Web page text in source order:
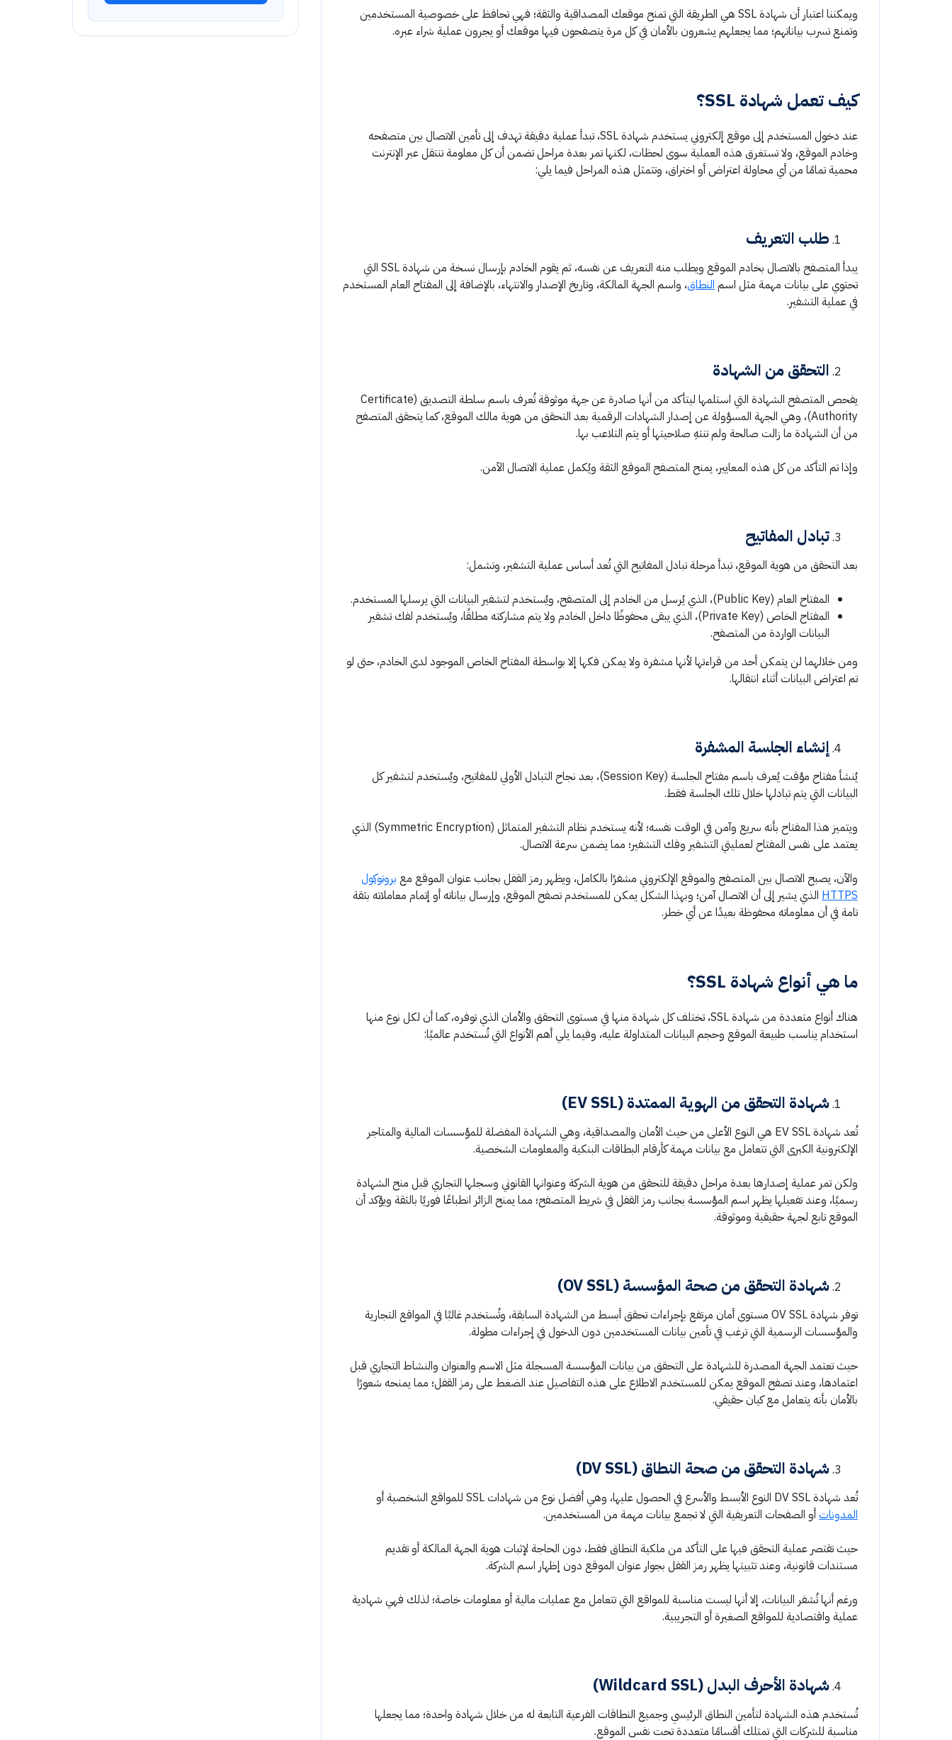
ويمكننا اعتبار أن شهادة SSL هي الطريقة التي تمنح موقعك المصداقية والثقة؛ فهي تحافظ على خصوصية المستخدمين
وتمنع تسرب بياناتهم؛ مما يجعلهم يشعرون بالأمان في كل مرة يتصفحون فيها موقعك أو يجرون عملية شراء عبره.
كيف تعمل شهادة SSL؟
عند دخول المستخدم إلى موقع إلكتروني يستخدم شهادة SSL، تبدأ عملية دقيقة تهدف إلى تأمين الاتصال بين متصفحه
وخادم الموقع، ولا تستغرق هذه العملية سوى لحظات، لكنها تمر بعدة مراحل تضمن أن كل معلومة تنتقل عبر الإنترنت
محمية تمامًا من أي محاولة اعتراض أو اختراق، وتتمثل هذه المراحل فيما يلي:
طلب التعريف
يبدأ المتصفح بالاتصال بخادم الموقع ويطلب منه التعريف عن نفسه، ثم يقوم الخادم بإرسال نسخة من شهادة SSL التي
تحتوي على بيانات مهمة مثل اسمالنطاق، واسم الجهة المالكة، وتاريخ الإصدار والانتهاء، بالإضافة إلى المفتاح العام المستخدم
في عملية التشفير.
التحقق من الشهادة
يفحص المتصفح الشهادة التي استلمها ليتأكد من أنها صادرة عن جهة موثوقة تُعرف باسم سلطة التصديق (Certificate
Authority)، وهي الجهة المسؤولة عن إصدار الشهادات الرقمية بعد التحقق من هوية مالك الموقع، كما يتحقق المتصفح
من أن الشهادة ما زالت صالحة ولم تنتهِ صلاحيتها أو يتم التلاعب بها.
وإذا تم التأكد من كل هذه المعايير، يمنح المتصفح الموقع الثقة ويُكمل عملية الاتصال الآمن.
تبادل المفاتيح
بعد التحقق من هوية الموقع، تبدأ مرحلة تبادل المفاتيح التي تُعد أساس عملية التشفير، وتشمل:
المفتاح العام (Public Key)، الذي يُرسل من الخادم إلى المتصفح، ويُستخدم لتشفير البيانات التي يرسلها المستخدم.
المفتاح الخاص (Private Key)، الذي يبقى محفوظًا داخل الخادم ولا يتم مشاركته مطلقًا، ويُستخدم لفك تشفير
البيانات الواردة من المتصفح.
ومن خلالهما لن يتمكن أحد من قراءتها لأنها مشفرة ولا يمكن فكها إلا بواسطة المفتاح الخاص الموجود لدى الخادم، حتى لو
تم اعتراض البيانات أثناء انتقالها.
إنشاء الجلسة المشفرة
يُنشأ مفتاح مؤقت يُعرف باسم مفتاح الجلسة (Session Key)، بعد نجاح التبادل الأولي للمفاتيح، ويُستخدم لتشفير كل
البيانات التي يتم تبادلها خلال تلك الجلسة فقط.
ويتميز هذا المفتاح بأنه سريع وآمن في الوقت نفسه؛ لأنه يستخدم نظام التشفير المتماثل (Symmetric Encryption) الذي
يعتمد على نفس المفتاح لعمليتي التشفير وفك التشفير؛ مما يضمن سرعة الاتصال.
والآن، يصبح الاتصال بين المتصفح والموقع الإلكتروني مشفرًا بالكامل، ويظهر رمز القفل بجانب عنوان الموقع مع بروتوكول
HTTPS الذي يشير إلى أن الاتصال آمن؛ وبهذا الشكل يمكن للمستخدم تصفح الموقع، وإرسال بياناته أو إتمام معاملاته بثقة
تامة في أن معلوماته محفوظة بعيدًا عن أي خطر.
ما هي أنواع شهادة SSL؟
هناك أنواع متعددة من شهادة SSL، تختلف كل شهادة منها في مستوى التحقق والأمان الذي توفره، كما أن لكل نوع منها
استخدام يناسب طبيعة الموقع وحجم البيانات المتداولة عليه، وفيما يلي أهم الأنواع التي تُستخدم عالميًا:
شهادة التحقق من الهوية الممتدة (EV SSL)
تُعد شهادة EV SSL هي النوع الأعلى من حيث الأمان والمصداقية، وهي الشهادة المفضلة للمؤسسات المالية والمتاجر
الإلكترونية الكبرى التي تتعامل مع بيانات مهمة كأرقام البطاقات البنكية والمعلومات الشخصية.
ولكن تمر عملية إصدارها بعدة مراحل دقيقة للتحقق من هوية الشركة وعنوانها القانوني وسجلها التجاري قبل منح الشهادة
رسميًا، وعند تفعيلها يظهر اسم المؤسسة بجانب رمز القفل في شريط المتصفح؛ مما يمنح الزائر انطباعًا فوريًا بالثقة ويؤكد أن
الموقع تابع لجهة حقيقية وموثوقة.
شهادة التحقق من صحة المؤسسة (OV SSL)
توفر شهادة OV SSL مستوى أمان مرتفع بإجراءات تحقق أبسط من الشهادة السابقة، وتُستخدم غالبًا في المواقع التجارية
والمؤسسات الرسمية التي ترغب في تأمين بيانات المستخدمين دون الدخول في إجراءات مطولة.
حيث تعتمد الجهة المصدرة للشهادة على التحقق من بيانات المؤسسة المسجلة مثل الاسم والعنوان والنشاط التجاري قبل
اعتمادها، وعند تصفح الموقع يمكن للمستخدم الاطلاع على هذه التفاصيل عند الضغط على رمز القفل؛ مما يمنحه شعورًا
بالأمان بأنه يتعامل مع كيان حقيقي.
شهادة التحقق من صحة النطاق (DV SSL)
تُعد شهادة DV SSL النوع الأبسط والأسرع في الحصول عليها، وهي أفضل نوع من شهادات SSL للمواقع الشخصية أو
المدوناتأو الصفحات التعريفية التي لا تجمع بيانات مهمة من المستخدمين.
حيث تقتصر عملية التحقق فيها على التأكد من ملكية النطاق فقط، دون الحاجة لإثبات هوية الجهة المالكة أو تقديم
مستندات قانونية، وعند تثبيتها يظهر رمز القفل بجوار عنوان الموقع دون إظهار اسم الشركة.
ورغم أنها تُشفر البيانات، إلا أنها ليست مناسبة للمواقع التي تتعامل مع عمليات مالية أو معلومات خاصة؛ لذلك فهي شهادية
عملية واقتصادية للمواقع الصغيرة أو التجريبية.
شهادة الأحرف البدل (Wildcard SSL)
تُستخدم هذه الشهادة لتأمين النطاق الرئيسي وجميع النطاقات الفرعية التابعة له من خلال شهادة واحدة؛ مما يجعلها
مناسبة للشركات التي تمتلك أقسامًا متعددة تحت نفس الموقع.